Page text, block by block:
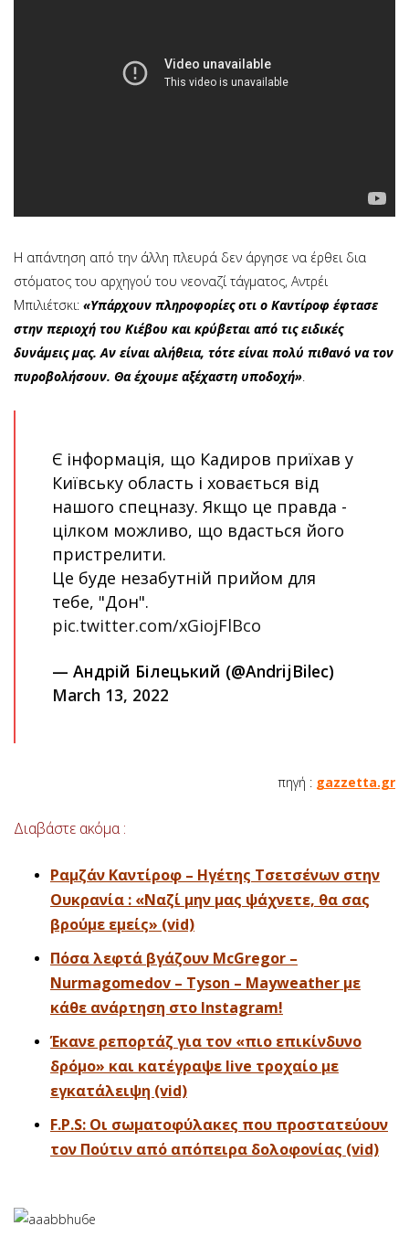
Η απάντηση από την άλλη πλευρά δεν άργησε να έρθει δια
στόματος του αρχηγού του νεοναζί τάγματος, Αντρέι
Μπιλιέτσκι: «Υπάρχουν πληροφορίες οτι ο Καντίροφ έφτασε
στην περιοχή του Κιέβου και κρύβεται από τις ειδικές
δυνάμεις μας. Αν είναι αλήθεια, τότε είναι πολύ πιθανό να τον
πυροβολήσουν. Θα έχουμε αξέχαστη υποδοχή».
Є інформація, що Кадиров приїхав у
Київську область і ховається від
нашого спецназу. Якщо це правда -
цілком можливо, що вдасться його
пристрелити.
Це буде незабутній прийом для
тебе, "Дон".
pic.twitter.com/xGiojFlBco
— Андрій Білецький (@AndrijBilec)
March 13, 2022
πηγή : gazzetta.gr
Διαβάστε ακόμα :
Ραμζάν Καντίροφ – Ηγέτης Τσετσένων στην
Ουκρανία : «Ναζί μην μας ψάχνετε, θα σας
βρούμε εμείς» (vid)
Πόσα λεφτά βγάζουν McGregor –
Nurmagomedov – Tyson – Mayweather με
κάθε ανάρτηση στο Instagram!
Έκανε ρεπορτάζ για τον «πιο επικίνδυνο
δρόμο» και κατέγραψε live τροχαίο με
εγκατάλειψη (vid)
F.P.S: Οι σωματοφύλακες που προστατεύουν
τον Πούτιν από απόπειρα δολοφονίας (vid)